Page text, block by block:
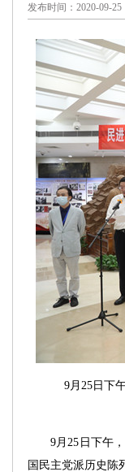
发布时间：2020-09-
9月25日下
9月25日下午，“
国民主党派历史陈